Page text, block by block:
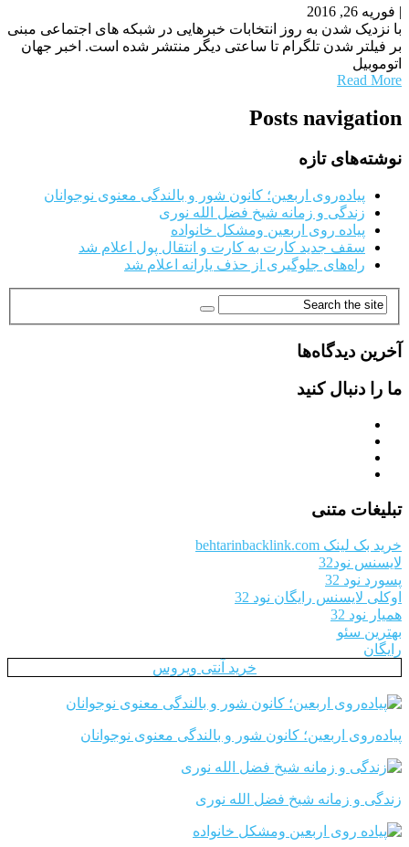
| فوریه 26, 2016
با نزدیک شدن به روز انتخابات خبرهایی در شبکه های اجتماعی مبنی
بر فیلتر شدن تلگرام تا ساعتی دیگر منتشر شده است. اخبر جهان
اتوموبیل
Read More
Posts navigation
نوشته‌های تازه
پیاده‌روی اربعین؛ کانون شور و بالندگی معنوی نوجوانان
زندگی و زمانه شیخ فضل الله نوری
پیاده روی اربعین ومشکل خانواده
سقف جدید کارت به کارت و انتقال پول اعلام شد
راه‌های جلوگیری از حذف یارانه اعلام شد
آخرین دیدگاه‌ها
ما را دنبال کنید
تبلیغات متنی
خرید بک لینک behtarinbacklink.com
لایسنس نود32
پسورد نود 32
اوکلی لایسنس رایگان نود 32
همیار نود 32
بهترین سئو
رایگان
خرید آنتی ویروس
پیاده‌روی اربعین؛ کانون شور و بالندگی معنوی نوجوانان
زندگی و زمانه شیخ فضل الله نوری